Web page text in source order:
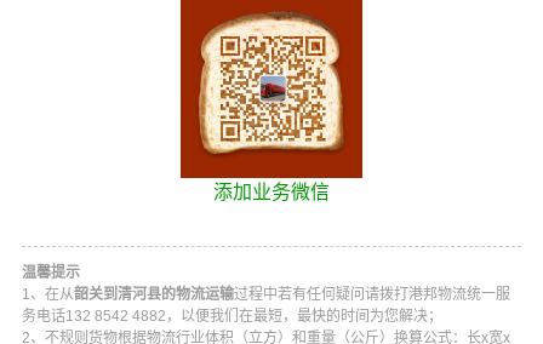
添加业务微信
温馨提示
1、在从韶关到清河县的物流运输过程中若有任何疑问请拨打 港邦物流统一服
务电话132 8542 4882 ，以便我们在最短，最快的时间为您解决；
2、不规则货物根据物流行业体积（立方）和重量（公斤）换算公式：长x宽x